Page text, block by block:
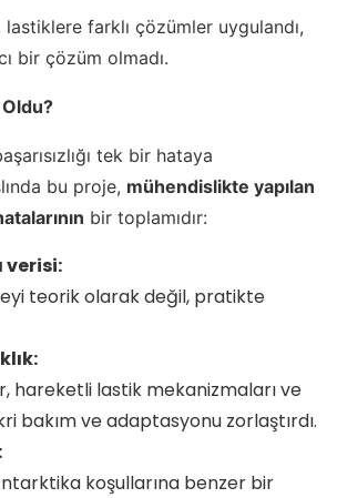
farklı çözümler uygulandı,
bir çözüm olmadı.
Oldu?
tek bir hataya
bu proje, mühendislikte yapılan
bir toplamıdır:
verisi:
teorik olarak değil, pratikte
hareketli lastik mekanizmaları ve
bakım ve adaptasyonu zorlaştırdı.
koşullarına benzer bir